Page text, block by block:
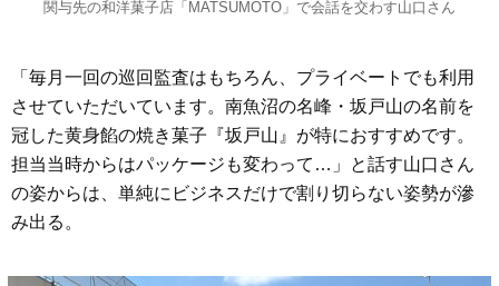
関与先の和洋菓子店「MATSUMOTO」で会話を交わす山口さん
「毎月一回の巡回監査はもちろん、プライベートでも利用
させていただいています。南魚沼の名峰・坂戸山の名前を
冠した黄身餡の焼き菓子『坂戸山』が特におすすめです。
担当当時からはパッケージも変わって…」と話す山口さん
の姿からは、単純にビジネスだけで割り切らない姿勢が滲
み出る。